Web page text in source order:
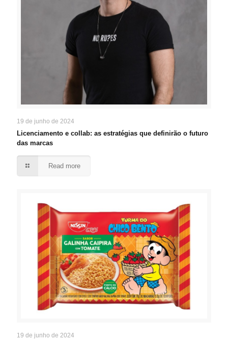
19 de junho de 2024
Licenciamento e collab: as estratégias que definirão o futuro
das marcas
Read more
19 de junho de 2024